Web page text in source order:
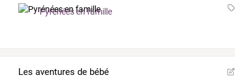
Pyrénées en famille
Les aventures de bébé